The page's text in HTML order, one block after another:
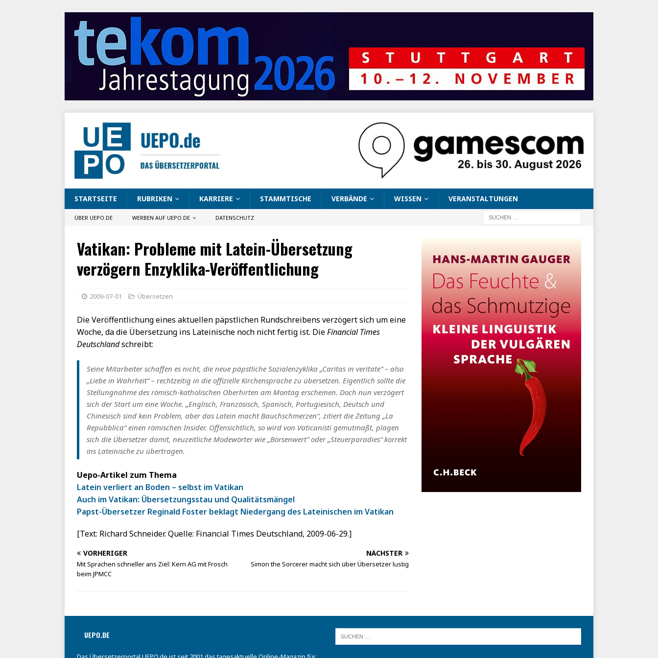
STARTSEITE RUBRIKEN KARRIERE STAMMTISCHE VERBÄNDE WISSEN VERANSTALTUNGEN
ÜBER UEPO.DE WERBEN AUF UEPO.DE DATENSCHUTZ
Vatikan: Probleme mit Latein-Übersetzung
verzögern Enzyklika-Veröffentlichung
2009-07-01 Übersetzen
Die Veröffentlichung eines aktuellen päpstlichen Rundschreibens verzögert sich um eine
Woche, da die Übersetzung ins Lateinische noch nicht fertig ist. DieFinancial Times
Deutschlandschreibt:
Seine Mitarbeiter schaffen es nicht, die neue päpstliche Sozialenzyklika „Caritas in veritate“ – also
„Liebe in Wahrheit“ – rechtzeitig in die offizielle Kirchensprache zu übersetzen. Eigentlich sollte die
Stellungnahme des römisch-katholischen Oberhirten am Montag erscheinen. Doch nun verzögert
sich der Start um eine Woche. „Englisch, Französisch, Spanisch, Portugiesisch, Deutsch und
Chinesisch sind kein Problem, aber das Latein macht Bauchschmerzen“, zitiert die Zeitung „La
Repubblica“ einen römischen Insider. Offensichtlich, so wird von Vaticanisti gemutmaßt, plagen
sich die Übersetzer damit, neuzeitliche Modewörter wie „Börsenwert“ oder „Steuerparadies“ korrekt
ins Lateinische zu übertragen.
Uepo-Artikel zum Thema
Latein verliert an Boden – selbst im Vatikan
Auch im Vatikan: Übersetzungsstau und Qualitätsmängel
Papst-Übersetzer Reginald Foster beklagt Niedergang des Lateinischen im Vatikan
[Text: Richard Schneider. Quelle: Financial Times Deutschland, 2009-06-29.]
VORHERIGER
Mit Sprachen schneller ans Ziel: Kern AG mit Frosch
beim JPMCC
NÄCHSTER
Simon the Sorcerer macht sich über Übersetzer lustig
UEPO.DE